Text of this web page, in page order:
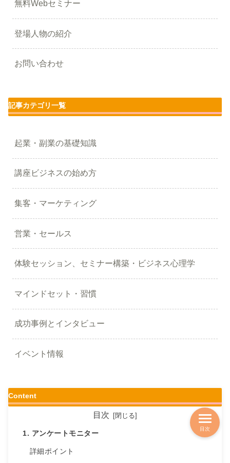
無料Webセミナー
登場人物の紹介
お問い合わせ
記事カテゴリ一覧
起業・副業の基礎知識
講座ビジネスの始め方
集客・マーケティング
営業・セールス
体験セッション、セミナー構築・ビジネス心理学
マインドセット・習慣
成功事例とインタビュー
イベント情報
Content
目次
1. アンケートモニター
詳細ポイント
目次